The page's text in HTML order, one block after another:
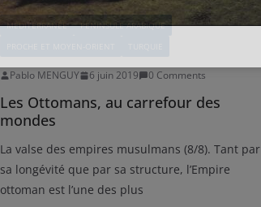
MÉDITERRANÉE
PÉNINSULE ARABIQUE
Pablo MENGUY 6 juin 2019 0 Comments
Les Ottomans, au carrefour des
mondes
La valse des empires musulmans (8/8). Tant par
sa longévité que par sa structure, l’Empire
ottoman est l’une des plus